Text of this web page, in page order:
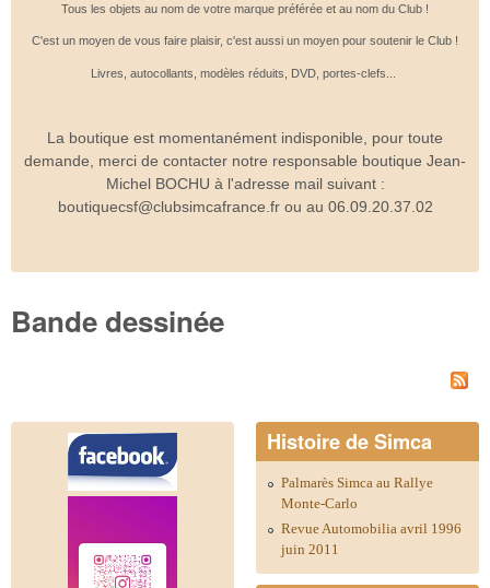
Tous les objets au nom de votre marque préférée et au nom du Club !
C'est un moyen de vous faire plaisir, c'est aussi un moyen pour soutenir le Club !
Livres, autocollants, modèles réduits, DVD, portes-clefs...
La boutique est momentanément indisponible, pour toute
demande, merci de contacter notre responsable boutique Jean-
Michel BOCHU à l'adresse mail suivant :
boutiquecsf@clubsimcafrance.fr ou au 06.09.20.37.02
Bande dessinée
Histoire de Simca
Palmarès Simca au Rallye
Monte-Carlo
Revue Automobilia avril 1996
juin 2011